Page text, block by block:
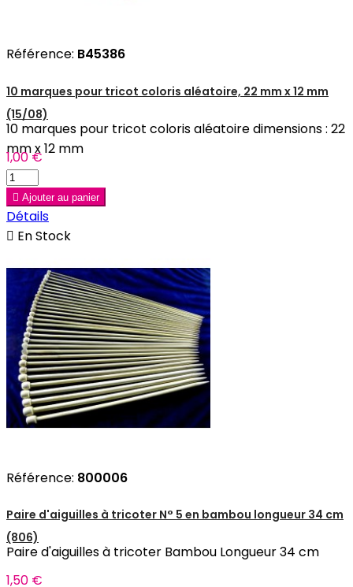
Référence: B45386
10 marques pour tricot coloris aléatoire, 22 mm x 12 mm
(15/08)
10 marques pour tricot coloris aléatoire dimensions : 22
mm x 12 mm
1,00 €
 Ajouter au panier
Détails
 En Stock
Référence: 800006
Paire d'aiguilles à tricoter N° 5 en bambou longueur 34 cm
(806)
Paire d'aiguilles à tricoter Bambou Longueur 34 cm
1,50 €